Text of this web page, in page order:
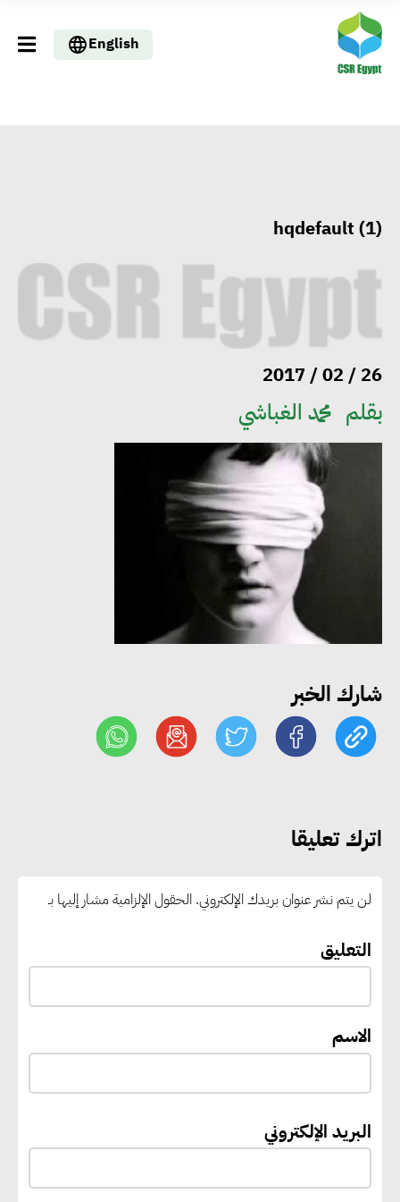
English
hqdefault (1)
26 / 02 / 2017
بقلم محمد الغباشي
شارك الخبر
اترك تعليقا
لن يتم نشر عنوان بريدك الإلكتروني. الحقول الإلزامية مشار إليها بـ
التعليق
الاسم
البريد الإلكتروني
وزيرا التخطيط والبترول يبحثان
تعزيز أمن الطاقة وزيادة الإنتاج
والاستثمارات ضمن خطة التنمية
خلال يوليو.. إنقاذ كبار بلا مأوى ولم
شمل مواطن بأسرته وحماية سيدة
مسنة
«التضامن» تطلق مبادرة «بكرة
المدرسة.. الخير في مصر» لتوفير
مصر والبرازيل تبحثان تعزيز
لمدينتي المنيا ويوسف الصديق
لتعزيز التنمية العمرانية وضبط
إيفل تستثمر ما يصل إلى 130
“بي إس آر” في مشروعات الطاقة